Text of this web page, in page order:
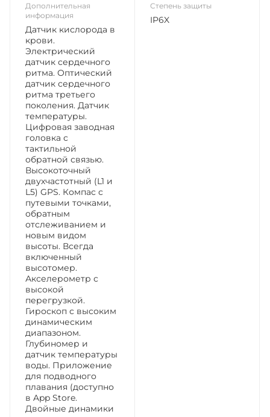
Дополнительная
информация
Датчик кислорода в
крови.
Электрический
датчик сердечного
ритма. Оптический
датчик сердечного
ритма третьего
поколения. Датчик
температуры.
Цифровая заводная
головка с
тактильной
обратной связью.
Высокоточный
двухчастотный (L1 и
L5) GPS. Компас с
путевыми точками,
обратным
отслеживанием и
новым видом
высоты. Всегда
включенный
высотомер.
Акселерометр с
высокой
перегрузкой.
Гироскоп с высоким
динамическим
диапазоном.
Глубиномер и
датчик температуры
воды. Приложение
для подводного
плавания (доступно
в App Store.
Двойные динамики
Степень защиты
IP6X